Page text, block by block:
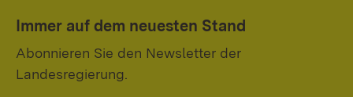
Immer auf dem neuesten Stand
Abonnieren Sie den Newsletter der
Landesregierung.